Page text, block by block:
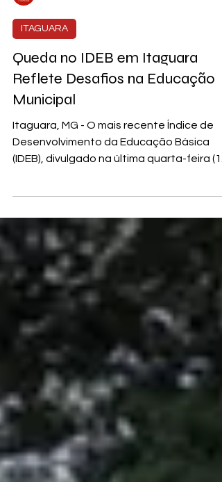
Por Redação
ITAGUARA
Queda no IDEB em Itaguara
Reflete Desafios na Educação
Desenvolvimento da Educação Básica
(IDEB), divulgado na última quarta-feira
revelou uma...